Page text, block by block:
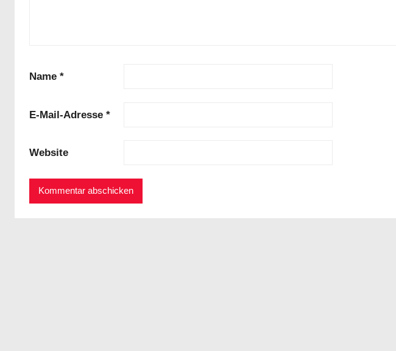
Name *
E-Mail-Adresse *
Website